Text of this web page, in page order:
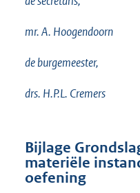
mr. A. Hoogendoorn
de burgemeester,
drs. H.P.L. Cremers
Bijlage
materiële
oefening